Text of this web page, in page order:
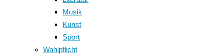
Musik
Kunst
Sport
Wahlpflicht